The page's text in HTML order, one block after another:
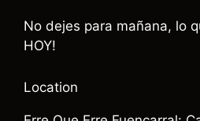
No dejes para mañana, lo
HOY!
Location